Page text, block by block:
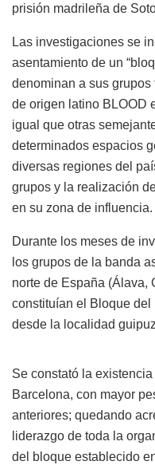
prisión madrileña de
Las investigaciones se
asentamiento de un
denominan a sus grupos
de origen latino BLOOD
igual que otras
determinados espacios
diversas regiones del
grupos y la realización
en su zona de influencia.
Durante los meses de
los grupos de la banda
norte de España (Álava,
constituían el Bloque
desde la localidad
Se constató la
Barcelona, con mayor
anteriores; quedando
liderazgo de toda la
del bloque establecido